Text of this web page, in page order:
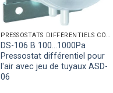
PRESSOSTATS DIFFÉRENTIELS CÔTÉ AIR
DS-106 B 100...1000Pa
Pressostat différentiel pour
l'air avec jeu de tuyaux ASD-
06